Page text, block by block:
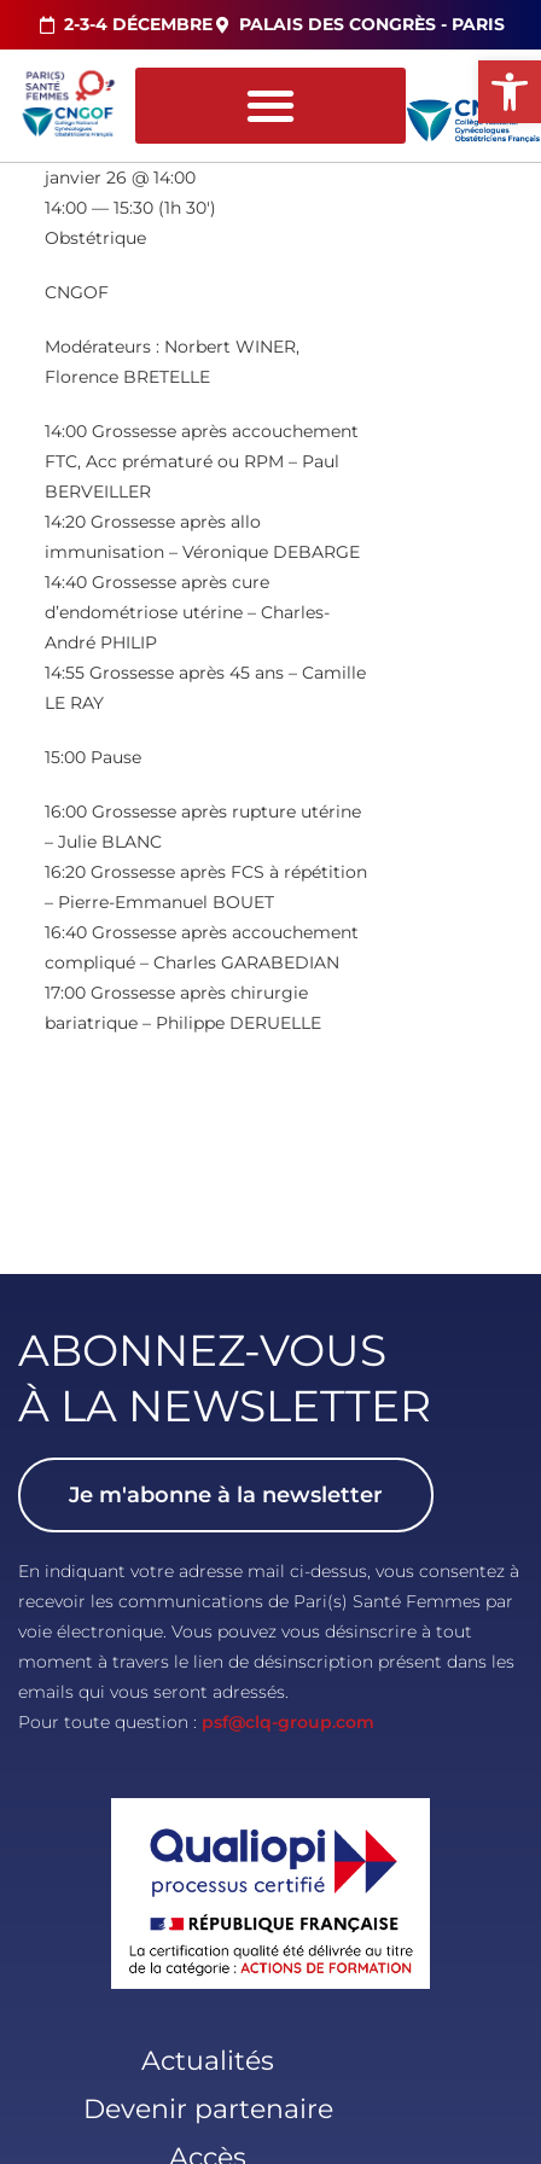
2-3-4 DÉCEMBRE PALAIS DES CONGRÈS - PARIS
Modérateurs : Norbert WINER,
Florence BRETELLE
14:00 Grossesse après accouchement
FTC, Acc prématuré ou RPM – Paul
BERVEILLER
14:20 Grossesse après allo
immunisation –Véronique DEBARGE
14:40 Grossesse après cure
d’endométriose utérine –Charles-
André PHILIP
14:55 Grossesse après 45 ans – Camille
LE RAY
15:00 Pause
16:00 Grossesse après rupture utérine
–Julie BLANC
16:20 Grossesse après FCS à répétition
– Pierre-Emmanuel BOUET
16:40 Grossesse après accouchement
compliqué –Charles GARABEDIAN
17:00 Grossesse après chirurgie
bariatrique – Philippe DERUELLE
janvier 26 @ 14:00
14:00 — 15:30 (1h 30′)
Obstétrique
CNGOF
ABONNEZ-VOUS
À LA NEWSLETTER
Je m'abonne à la newsletter
En indiquant votre adresse mail ci-dessus, vous consentez à
recevoir les communications de Pari(s) Santé Femmes par
voie électronique. Vous pouvez vous désinscrire à tout
moment à travers le lien de désinscription présent dans les
emails qui vous seront adressés.
Pour toute question : psf@clq-group.com
Actualités
Devenir partenaire